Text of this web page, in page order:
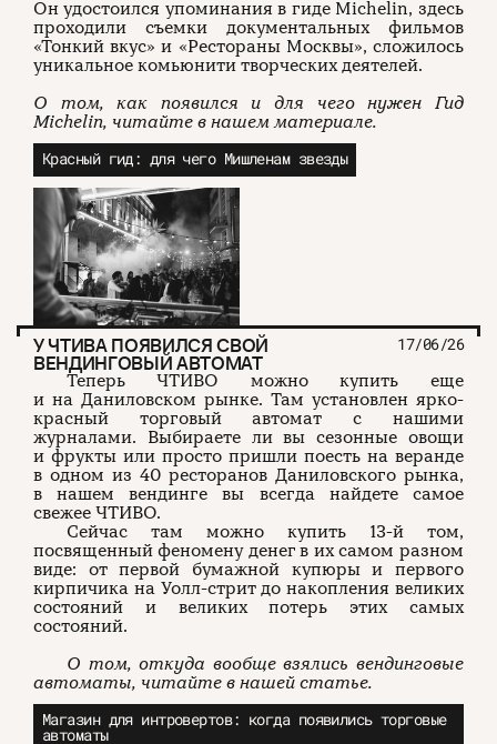
Он удостоился упоминания в гиде Michelin, здесь
проходили съемки документальных фильмов
«Тонкий вкус» и «Рестораны Москвы», сложилось
уникальное комьюнити творческих деятелей.
О том, как появился и для чего нужен Гид
Michelin, читайте в нашем материале.
Красный гид: для чего Мишленам звезды
У ЧТИВА ПОЯВИЛСЯ СВОЙ
ВЕНДИНГОВЫЙ АВТОМАТ
17/06/26
Теперь ЧТИВО можно купить еще
и на Даниловском рынке. Там установлен ярко-
красный торговый автомат с нашими
журналами. Выбираете ли вы сезонные овощи
и фрукты или просто пришли поесть на веранде
в одном из 40 ресторанов Даниловского рынка,
в нашем вендинге вы всегда найдете самое
свежее ЧТИВО.
Сейчас там можно купить 13-й том,
посвященный феномену денег в их самом разном
виде: от первой бумажной купюры и первого
кирпичика на Уолл-стрит до накопления великих
состояний и великих потерь этих самых
состояний.
О том, откуда вообще взялись вендинговые
автоматы, читайте в нашей статье.
Магазин для интровертов: когда появились торговые
автоматы